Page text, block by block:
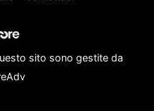
sito sono gestite da